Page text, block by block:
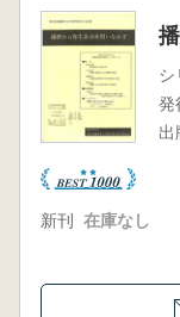
シ
発
出
新刊 在庫なし